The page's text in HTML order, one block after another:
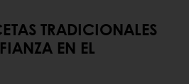
TRADICIONALES
EN EL